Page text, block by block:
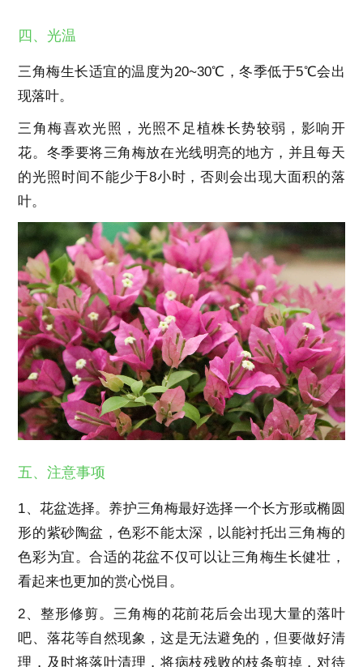
四、光温
三角梅生长适宜的温度为20~30℃，冬季低于5℃会出
现落叶。
三角梅喜欢光照，光照不足植株长势较弱，影响开
花。冬季要将三角梅放在光线明亮的地方，并且每天
的光照时间不能少于8小时，否则会出现大面积的落
叶。
五、注意事项
1、花盆选择。养护三角梅最好选择一个长方形或椭圆
形的紫砂陶盆，色彩不能太深，以能衬托出三角梅的
色彩为宜。合适的花盆不仅可以让三角梅生长健壮，
看起来也更加的赏心悦目。
2、整形修剪。三角梅的花前花后会出现大量的落叶
吧、落花等自然现象，这是无法避免的，但要做好清
理，及时将落叶清理，将病枝残败的枝条剪掉，对待